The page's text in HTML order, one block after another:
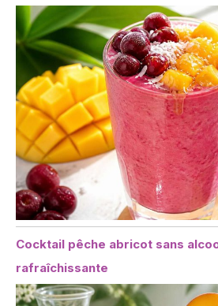
Cocktail pêche abricot sans
rafraîchissante